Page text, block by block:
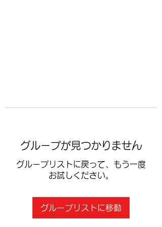
グループが見つかりません
グループリストに戻って、もう一度
お試しください。
グループリストに移動